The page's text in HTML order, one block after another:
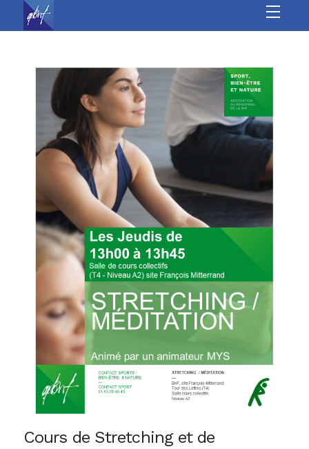
Culture
Sports
Loisirs
Jeunesse &
seniors
Vie Associative
Cours de Stretching et de